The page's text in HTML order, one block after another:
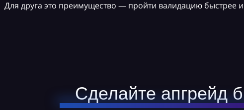
Для друга это преимущество — пройти валидацию быстрее
Сделайте апгрейд